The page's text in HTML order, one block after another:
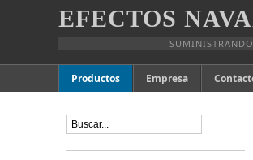
EFECTOS
Productos Empresa